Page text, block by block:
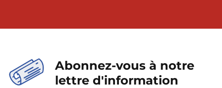
Abonnez-vous à notre
lettre d'information